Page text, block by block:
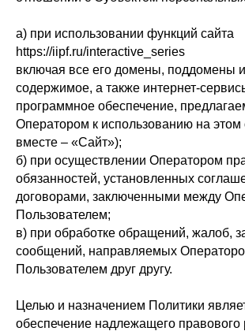
а) при использовании функций сайта
https://iipf.ru/interactive_series
включая все его домены, поддомены
содержимое, а также интернет-
программное обеспечение,
Оператором к использованию на этом
вместе – «Сайт»);
б) при осуществлении Оператором
обязанностей, установленных
договорами, заключенными между
Пользователем;
в) при обработке обращений, жалоб,
сообщений, направляемых
Пользователем друг другу.
Целью и назначением Политики
обеспечение надлежащего